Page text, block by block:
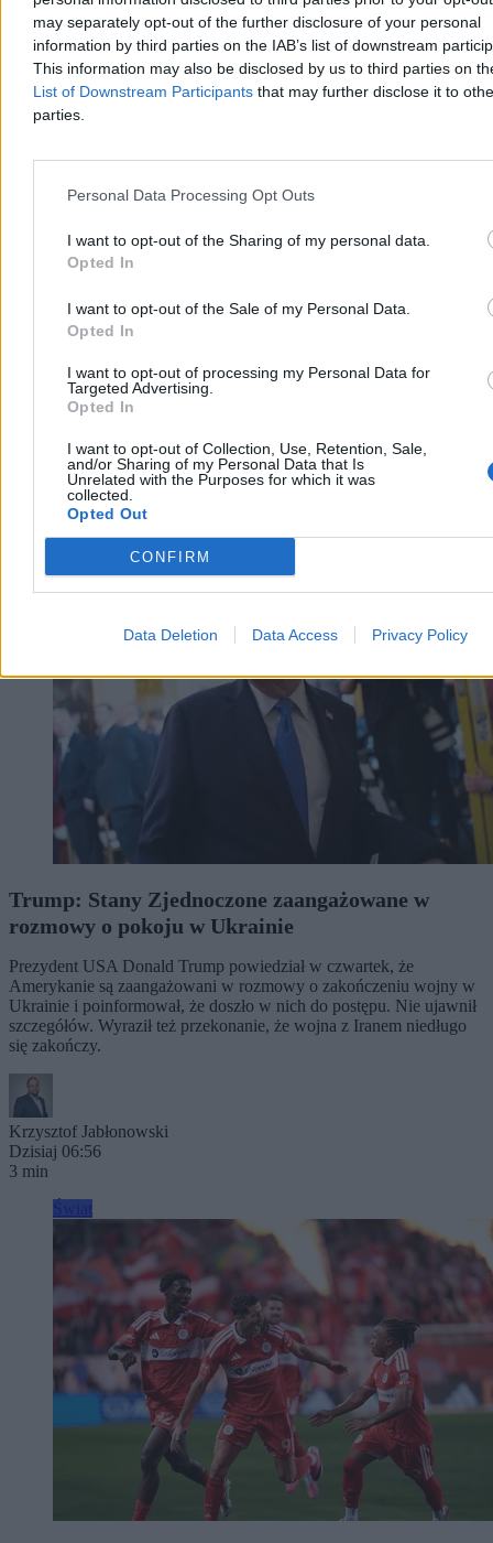
may separately opt-out of the further disclosure of your personal
information by third parties on the IAB’s list of downstream
This information may also be disclosed by us to third parties on
List of Downstream Participants that may further disclose it to
parties.
Personal Data Processing Opt Outs
I want to opt-out of the Sharing of my personal data.
Opted In
I want to opt-out of the Sale of my Personal Data.
Opted In
I want to opt-out of processing my Personal Data for
Targeted Advertising.
Opted In
I want to opt-out of Collection, Use, Retention, Sale,
and/or Sharing of my Personal Data that Is
Unrelated with the Purposes for which it was
collected.
Opted Out
CONFIRM
Data Deletion Data Access Privacy Policy
W Jekaterynburgu płonie centrum logistyczne największej rosyjskiej
platformy handlu internetowego Wildberries – poinformowała w
piątek firma. W komunikacie podkreślono, że to konsekwencja
ataku, ale nie podano żadnych szczegółów. W ostatnich tygodniach
w infrastrukturę tej firmy regularnie uderzają siły zbrojne Ukrainy.
Dzisiaj 09:33
Reklama
Reklama
Trump: Stany Zjednoczone zaangażowane w
rozmowy o pokoju w Ukrainie
Prezydent USA Donald Trump powiedział w czwartek, że
Amerykanie są zaangażowani w rozmowy o zakończeniu wojny w
Ukrainie i poinformował, że doszło w nich do postępu. Nie ujawnił
szczegółów. Wyraził też przekonanie, że wojna z Iranem niedługo
się zakończy.
Krzysztof Jabłonowski
Dzisiaj 06:56
3 min